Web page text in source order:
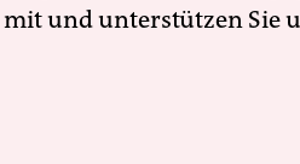
mit und unterstützen Sie